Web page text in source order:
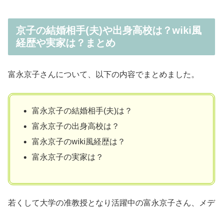
京子の結婚相手(夫)や出身高校は？wiki風
経歴や実家は？まとめ
富永京子さんについて、以下の内容でまとめました。
富永京子の結婚相手(夫)は？
富永京子の出身高校は？
富永京子のwiki風経歴は？
富永京子の実家は？
若くして大学の准教授となり活躍中の富永京子さん、メデ